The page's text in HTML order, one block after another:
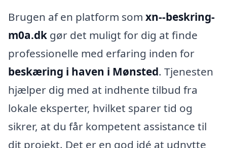
Brugen af en platform som xn--beskring-
m0a.dk gør det muligt for dig at finde
professionelle med erfaring inden for
beskæring i haven i Mønsted. Tjenesten
hjælper dig med at indhente tilbud fra
lokale eksperter, hvilket sparer tid og
sikrer, at du får kompetent assistance til
dit projekt. Det er en god idé at udnytte